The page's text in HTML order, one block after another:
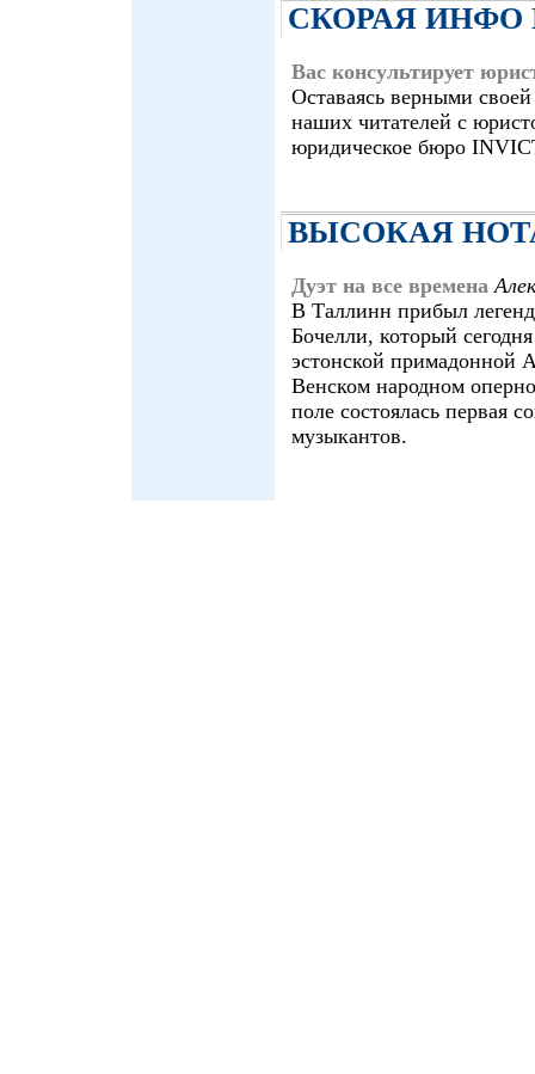
СКОРАЯ
Вас консультирует
Оставаясь верными
наших читателей с
юридическое бюро
ВЫСОКАЯ
Дуэт на все времена
В Таллинн прибыл
Бочелли, который
эстонской примадонной
Венском народном
поле состоялась первая
музыкантов.